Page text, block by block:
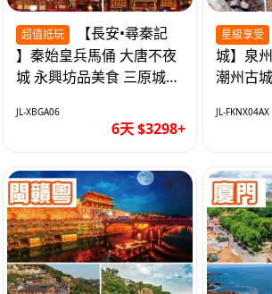
超值抵玩
】秦始皇兵馬俑 大唐不夜
城 永興坊品美食 三原城隍
JL-XBGA06
6天 $3298+
星級享受
城】泉
潮州古
JL-FKNX04AX